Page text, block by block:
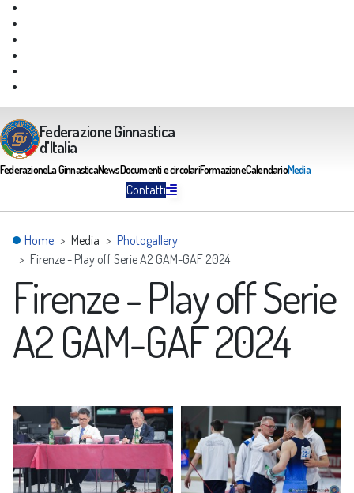
Federazione Ginnastica
d'Italia
FederazioneLa GinnasticaNewsDocumenti e circolariFormazioneCalendarioMedia
Contatti
Home Media
Photogallery
Firenze - Play off Serie A2 GAM-GAF 2024
Firenze - Play off Serie
A2 GAM-GAF 2024